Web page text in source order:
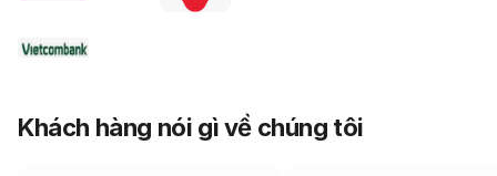
Khách hàng nói gì về chúng tôi